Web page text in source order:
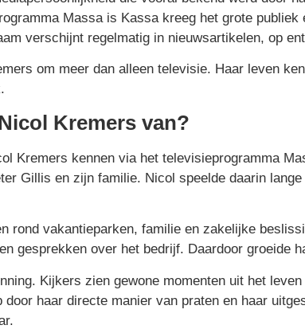
Massa is Kassa kreeg het grote
verschijnt regelmatig in nieuwsartikelen, op
om meer dan alleen televisie. Haar leven
Kremers van?
Kremers kennen via het televisieprogramma
Gillis en zijn familie. Nicol speelde daarin
rond vakantieparken, familie en zakelijke
gesprekken over het bedrijf. Daardoor groeide
Kijkers zien gewone momenten uit het
haar directe manier van praten en haar